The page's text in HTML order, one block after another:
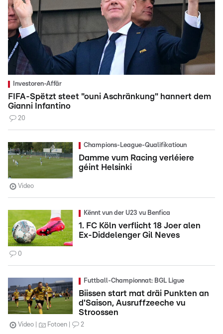
Investoren-Affär
FIFA-Spëtzt steet "ouni Aschränkung" hannert dem
Gianni Infantino
20
Champions-League-Qualifikatioun
Damme vum Racing verléiere
géint Helsinki
Video
Kënnt vun der U23 vu Benfica
1. FC Köln verflicht 18 Joer alen
Ex-Diddelenger Gil Neves
0
Futtball-Championnat: BGL Ligue
Biissen start mat dräi Punkten an
d'Saison, Ausruffzeeche vu
Stroossen
Video Fotoen 2